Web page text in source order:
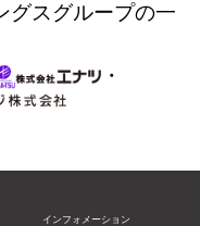
グスグループの一
・
インフォメーション